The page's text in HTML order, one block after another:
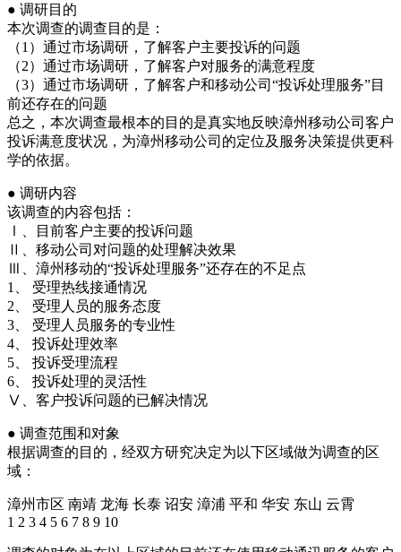
● 调研目的
本次调查的调查目的是：
（1）通过市场调研，了解客户主要投诉的问题
（2）通过市场调研，了解客户对服务的满意程度
（3）通过市场调研，了解客户和移动公司“投诉处理服务”目
前还存在的问题
总之，本次调查最根本的目的是真实地反映漳州移动公司客户
投诉满意度状况，为漳州移动公司的定位及服务决策提供更科
学的依据。
● 调研内容
该调查的内容包括：
Ⅰ、目前客户主要的投诉问题
Ⅱ、移动公司对问题的处理解决效果
Ⅲ、漳州移动的“投诉处理服务”还存在的不足点
1、 受理热线接通情况
2、 受理人员的服务态度
3、 受理人员服务的专业性
4、 投诉处理效率
5、 投诉受理流程
6、 投诉处理的灵活性
Ⅴ、客户投诉问题的已解决情况
● 调查范围和对象
根据调查的目的，经双方研究决定为以下区域做为调查的区
域：
漳州市区 南靖 龙海 长泰 诏安 漳浦 平和 华安 东山 云霄
1 2 3 4 5 6 7 8 9 10